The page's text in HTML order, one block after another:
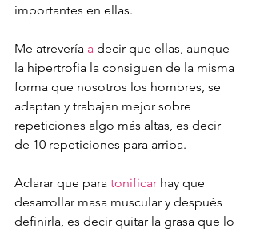
importantes en ellas.
Me atrevería a decir que ellas, aunque
la hipertrofia la consiguen de la misma
forma que nosotros los hombres, se
adaptan y trabajan mejor sobre
repeticiones algo más altas, es decir
de 10 repeticiones para arriba.
Aclarar que para tonificar hay que
desarrollar masa muscular y después
definirla, es decir quitar la grasa que lo